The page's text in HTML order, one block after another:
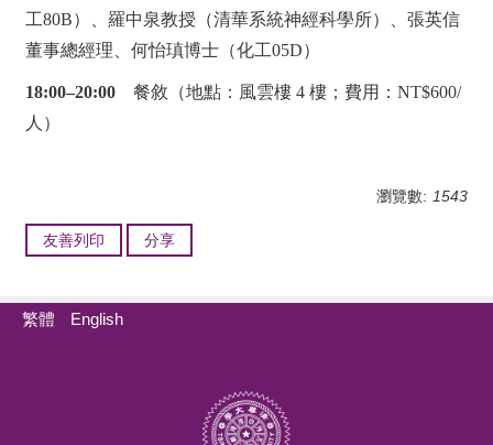
工80B）、羅中泉教授（清華系統神經科學所）、張英信
董事總經理、何怡瑱博士（化工05D）
18:00–20:00 餐敘（地點：風雲樓 4 樓；費用：NT$600/
人）
瀏覽數: 1543
友善列印 分享
繁體 English